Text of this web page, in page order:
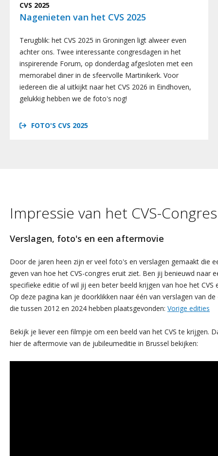
CVS 2025
Nagenieten van het CVS 2025
Terugblik: het CVS 2025 in Groningen ligt alweer even
achter ons. Twee interessante congresdagen in het
inspirerende Forum, op donderdag afgesloten met een
memorabel diner in de sfeervolle Martinikerk. Voor
iedereen die al uitkijkt naar het CVS 2026 in Eindhoven,
gelukkig hebben we de foto's nog!
FOTO'S CVS 2025
Impressie van het CVS-Congres
Verslagen, foto's en een aftermovie
Door de jaren heen zijn er veel foto's en verslagen gemaakt die
geven van hoe het CVS-congres eruit ziet. Ben jij benieuwd naar
specifieke editie of wil jij een beter beeld krijgen van hoe het CVS
Op deze pagina kan je doorklikken naar één van verslagen van de
die tussen 2012 en 2024 hebben plaatsgevonden: Vorige edities
Bekijk je liever een filmpje om een beeld van het CVS te krijgen.
hier de aftermovie van de jubileumeditie in Brussel bekijken: